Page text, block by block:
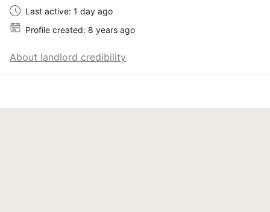
Last active: 1 day ago
Profile created: 8 years ago
About landlord credibility